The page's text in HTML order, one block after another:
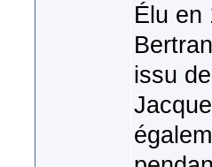
Élu en
issu